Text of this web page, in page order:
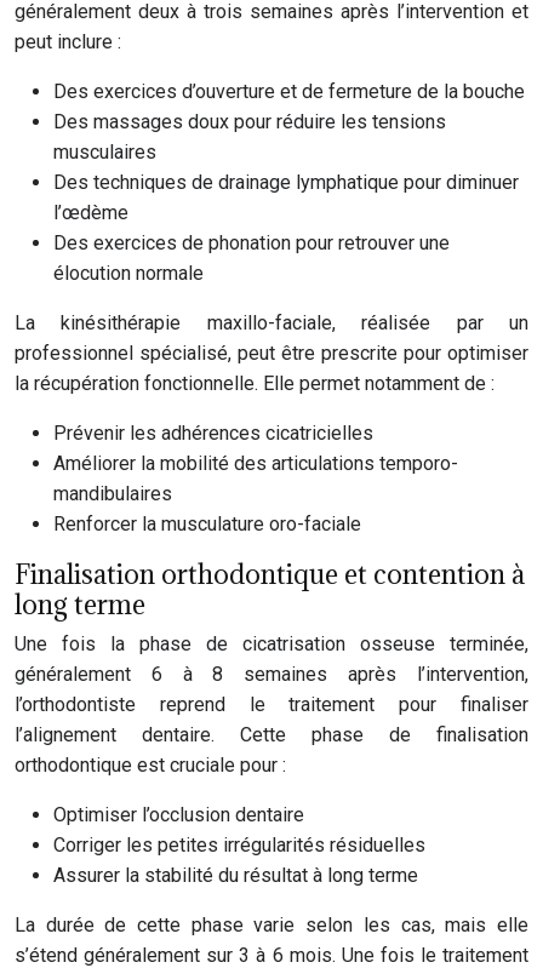
généralement deux à trois semaines après l’intervention et
peut inclure :
Des exercices d’ouverture et de fermeture de la bouche
Des massages doux pour réduire les tensions
musculaires
Des techniques de drainage lymphatique pour diminuer
l’œdème
Des exercices de phonation pour retrouver une
élocution normale
La kinésithérapie maxillo-faciale, réalisée par un
professionnel spécialisé, peut être prescrite pour optimiser
la récupération fonctionnelle. Elle permet notamment de :
Prévenir les adhérences cicatricielles
Améliorer la mobilité des articulations temporo-
mandibulaires
Renforcer la musculature oro-faciale
Finalisation orthodontique et contention à
long terme
Une fois la phase de cicatrisation osseuse terminée,
généralement 6 à 8 semaines après l’intervention,
l’orthodontiste reprend le traitement pour finaliser
l’alignement dentaire. Cette phase de finalisation
orthodontique est cruciale pour :
Optimiser l’occlusion dentaire
Corriger les petites irrégularités résiduelles
Assurer la stabilité du résultat à long terme
La durée de cette phase varie selon les cas, mais elle
s’étend généralement sur 3 à 6 mois. Une fois le traitement